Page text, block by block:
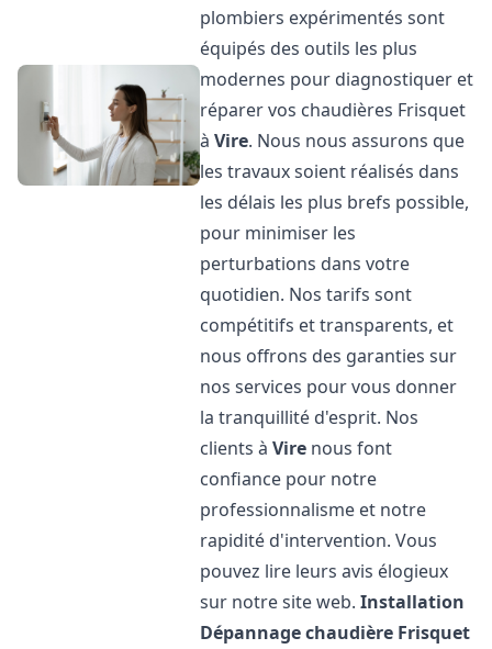
plombiers expérimentés sont
équipés des outils les plus
modernes pour diagnostiquer et
réparer vos chaudières Frisquet
àVire. Nous nous assurons que
les travaux soient réalisés dans
les délais les plus brefs possible,
pour minimiser les
perturbations dans votre
quotidien. Nos tarifs sont
compétitifs et transparents, et
nous offrons des garanties sur
nos services pour vous donner
la tranquillité d'esprit. Nos
clients àVire nous font
confiance pour notre
professionnalisme et notre
rapidité d'intervention. Vous
pouvez lire leurs avis élogieux
sur notre site web.Installation
Dépannage chaudière Frisquet